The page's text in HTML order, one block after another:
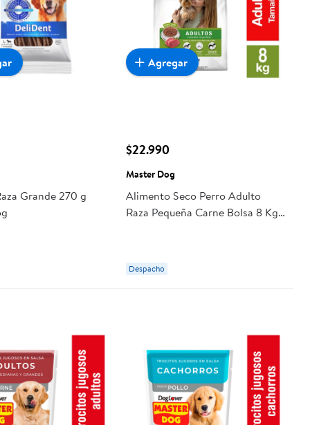
Grande 270 g
$22.990
Master Dog
Alimento Seco Perro Adulto
Raza Pequeña Carne Bolsa 8 Kg
Despacho
Agregar